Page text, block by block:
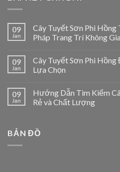
09
Jan
Cây Tuyết Sơn Phi Hồng
Pháp Trang Trí Không
09
Jan
Cây Tuyết Sơn Phi
Lựa Chọn
09
Jan
Hướng Dẫn Tìm Kiếm
Rẻ và Chất Lượng
BẢN ĐỒ